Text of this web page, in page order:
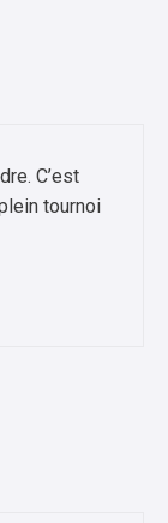
C’est
tournoi